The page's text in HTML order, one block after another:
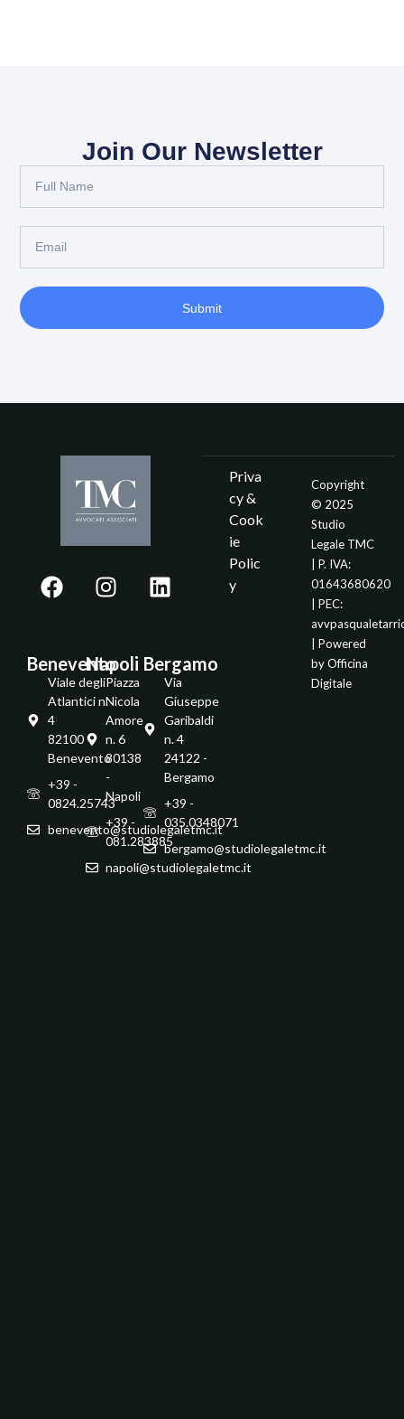
Join Our Newsletter
Submit
Benevento
Viale degli
Atlantici n.
4
82100 -
Benevento
+39 -
0824.25743
benevento@studiolegaletmc.it
Napoli
Piazza
Nicola
Amore
n. 6
80138
-
Napoli
+39 -
081.283885
napoli@studiolegaletmc.it
Bergamo
Via
Giuseppe
Garibaldi
n. 4
24122 -
Bergamo
+39 -
035.0348071
bergamo@studiolegaletmc.it
Priva
cy &
Cook
ie
Polic
y
Copyright
© 2025
Studio
Legale TMC
| P. IVA:
01643680620
| PEC:
| Powered
byOfficina
Digitale